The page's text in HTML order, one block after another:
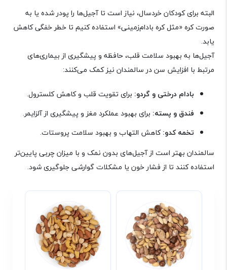
البته برای کودکان خردسال، نیاز است تا آجیل‌ها را پودر شده یا به
صورت کره «مثل کره بادام‌زمینی» استفاده کنیم تا خطر خفگی کاهش
یابد.
آجیل‌ها به بهبود سلامت قلب، حافظه و پیشگیری از بیماری‌های
مرتبط با افزایش سن در سالمندان نیز کمک می‌کنند:
بادام درختی و گردو: برای تقویت قلب و کاهش کلسترول.
فندق و پسته: برای بهبود عملکرد مغز و پیشگیری از آلزایمر.
تخمه کدو:کاهش التهاب و بهبود سلامت پروستات.
سالمندان بهتر است از آجیل‌های بدون نمک و با میزان چربی پایین‌تر
استفاده کنند تا از فشار خون یا مشکلات گوارشی جلوگیری شود.